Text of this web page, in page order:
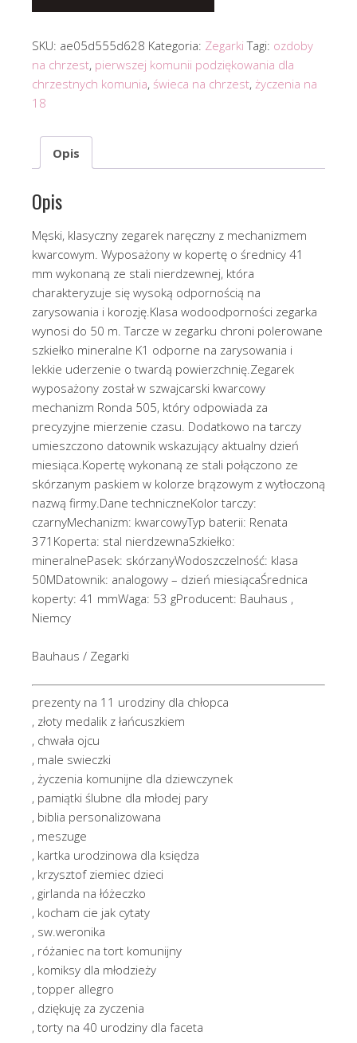
SKU: ae05d555d628 Kategoria: Zegarki Tagi: ozdoby
na chrzest, pierwszej komunii podziękowania dla
chrzestnych komunia, świeca na chrzest, życzenia na
18
Opis
Opis
Męski, klasyczny zegarek naręczny z mechanizmem
kwarcowym. Wyposażony w kopertę o średnicy 41
mm wykonaną ze stali nierdzewnej, która
charakteryzuje się wysoką odpornością na
zarysowania i korozję.Klasa wodoodporności zegarka
wynosi do 50 m. Tarcze w zegarku chroni polerowane
szkiełko mineralne K1 odporne na zarysowania i
lekkie uderzenie o twardą powierzchnię.Zegarek
wyposażony został w szwajcarski kwarcowy
mechanizm Ronda 505, który odpowiada za
precyzyjne mierzenie czasu. Dodatkowo na tarczy
umieszczono datownik wskazujący aktualny dzień
miesiąca.Kopertę wykonaną ze stali połączono ze
skórzanym paskiem w kolorze brązowym z wytłoczoną
nazwą firmy.Dane techniczneKolor tarczy:
czarnyMechanizm: kwarcowyTyp baterii: Renata
371Koperta: stal nierdzewnaSzkiełko:
mineralnePasek: skórzanyWodoszczelność: klasa
50MDatownik: analogowy – dzień miesiącaŚrednica
koperty: 41 mmWaga: 53 gProducent: Bauhaus ,
Niemcy
Bauhaus / Zegarki
prezenty na 11 urodziny dla chłopca
, złoty medalik z łańcuszkiem
, chwała ojcu
, male swieczki
, życzenia komunijne dla dziewczynek
, pamiątki ślubne dla młodej pary
, biblia personalizowana
, meszuge
, kartka urodzinowa dla księdza
, krzysztof ziemiec dzieci
, girlanda na łóżeczko
, kocham cie jak cytaty
, sw.weronika
, różaniec na tort komunijny
, komiksy dla młodzieży
, topper allegro
, dziękuję za zyczenia
, torty na 40 urodziny dla faceta